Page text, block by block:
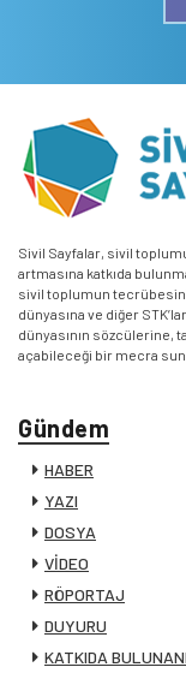
Sivil Sayfalar, sivil
artmasına katkıda
sivil toplumun
dünyasına ve diğer
dünyasının sözcülerine,
açabileceği bir mecra
Gündem
HABER
YAZI
DOSYA
VİDEO
RÖPORTAJ
DUYURU
KATKIDA